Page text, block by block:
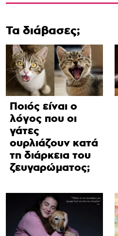
Τα διάβασες;
Ποιός είναι ο
λόγος που οι
γάτες
ουρλιάζουν κατά
τη διάρκεια του
ζευγαρώματος;